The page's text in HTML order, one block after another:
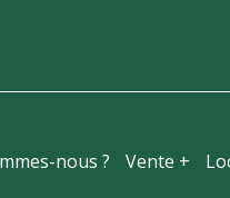
nous ? Vente +